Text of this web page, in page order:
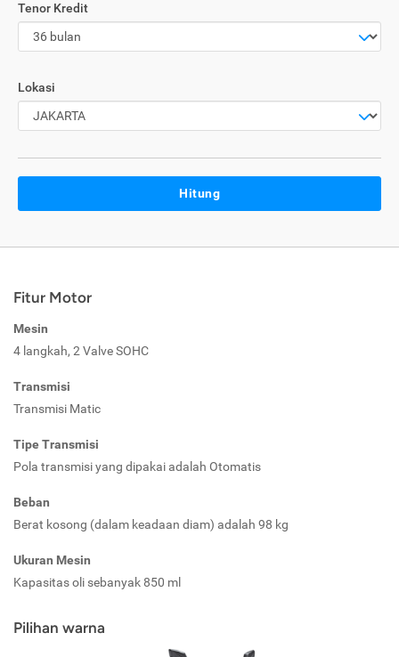
Tenor Kredit
Lokasi
Hitung
Fitur Motor
Mesin
4 langkah, 2 Valve SOHC
Transmisi
Transmisi Matic
Tipe Transmisi
Pola transmisi yang dipakai adalah Otomatis
Beban
Berat kosong (dalam keadaan diam) adalah 98 kg
Ukuran Mesin
Kapasitas oli sebanyak 850 ml
Pilihan warna